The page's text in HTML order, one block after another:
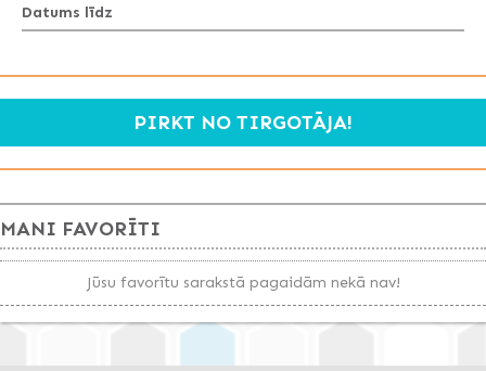
Datums līdz
PIRKT NO TIRGOTĀJA!
MANI FAVORĪTI
Jūsu favorītu sarakstā pagaidām nekā nav!